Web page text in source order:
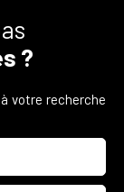
?
votre recherche